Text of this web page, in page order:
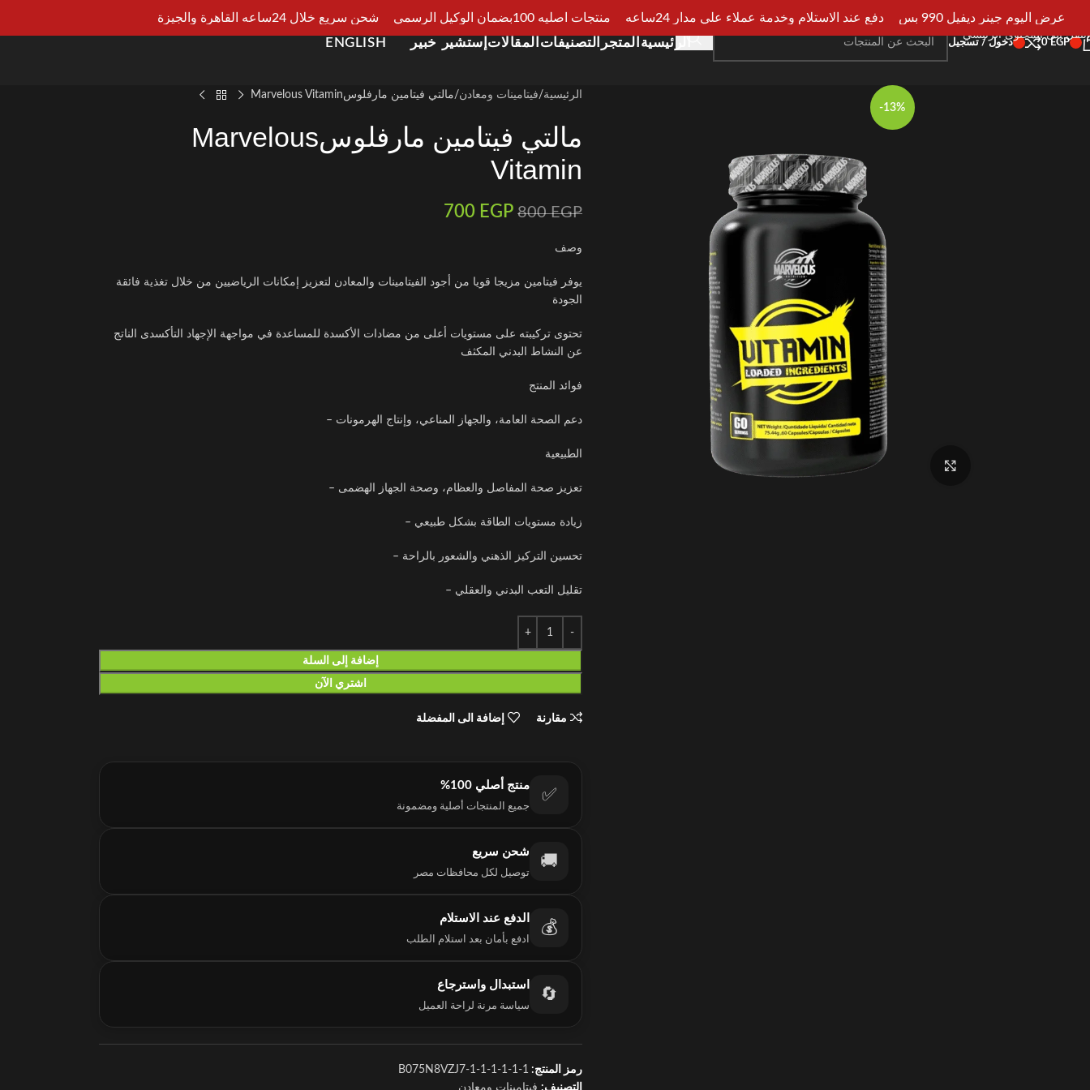
انتقل إلى التنقل
انتقل إلى المحتوى الرئيسي
0EGP دخول / تسجيل الرئيسية المتجر التصنيفات المقالات إستشير خبير ENGLISH
-13%
اضغط للتكبير
الرئيسية فيتامينات ومعادن مالتي فيتامين مارفلوسMarvelous Vitamin
مالتي فيتامين مارفلوسMarvelous
Vitamin
800EGP
700 EGP
وصف
يوفر فيتامين مزيجا قويا من أجود الفيتامينات والمعادن لتعزيز إمكانات الرياضيين من خلال تغذية فائقة
الجودة
تحتوى تركيبته على مستويات أعلى من مضادات الأكسدة للمساعدة في مواجهة الإجهاد التأكسدى الناتج
عن النشاط البدني المكثف
فوائد المنتج
دعم الصحة العامة، والجهاز المناعي، وإنتاج الهرمونات –
الطبيعية
تعزيز صحة المفاصل والعظام، وصحة الجهاز الهضمى –
زيادة مستويات الطاقة بشكل طبيعي –
تحسين التركيز الذهني والشعور بالراحة –
تقليل التعب البدني والعقلي –
إضافة إلى السلة
اشتري الآن
مقارنة إضافة الى المفضلة
✅
منتج أصلي 100%
جميع المنتجات أصلية ومضمونة
🚚
شحن سريع
توصيل لكل محافظات مصر
💰
الدفع عند الاستلام
ادفع بأمان بعد استلام الطلب
🔄
استبدال واسترجاع
سياسة مرنة لراحة العميل
رمز المنتج: B075N8VZJ7-1-1-1-1-1-1
التصنيف: فيتامينات ومعادن
عرض اليوم جينر ديفيل 990 بس دفع عند الاستلام وخدمة عملاء علي مدار 24ساعه منتجات اصليه 100بضمان الوكيل الرسمي شحن سريع خلال 24ساعه القاهرة والجيزة